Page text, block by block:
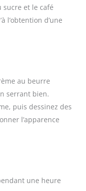
et le café
l’obtention d’une
au beurre
serrant bien.
puis dessinez des
l’apparence
une heure